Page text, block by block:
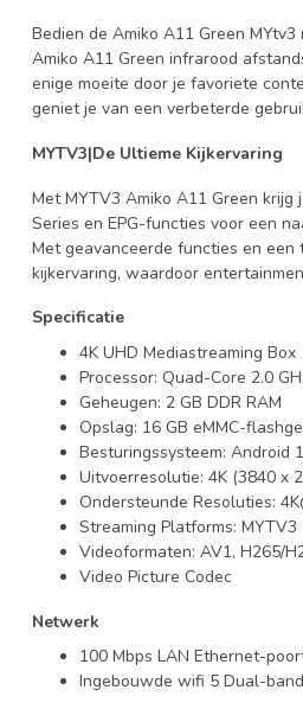
Bedien de Amiko A11 Green
Amiko A11 Green infrarood
enige moeite door je favoriete
geniet je van een verbeterde
MYTV3|De Ultieme Kijkervaring
Met MYTV3 Amiko A11 Green
Series en EPG-functies voor een
Met geavanceerde functies en
kijkervaring, waardoor
Specificatie
4K UHD Mediastreaming Box
Processor: Quad-Core 2.0
Geheugen: 2 GB DDR RAM
Opslag: 16 GB eMMC-
Besturingssysteem: Android
Uitvoerresolutie: 4K (3840 x
Ondersteunde Resoluties:
Streaming Platforms: MYTV3
Videoformaten: AV1, H265/
Video Picture Codec
Netwerk
100 Mbps LAN Ethernet-
Ingebouwde wifi 5 Dual-